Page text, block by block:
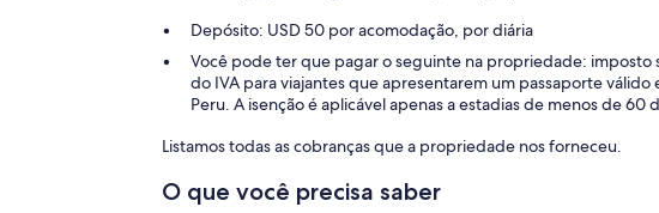
Depósito: USD 50 por acomodação, por diária
Você pode ter que pagar o seguinte na propriedade: imposto
do IVA para viajantes que apresentarem um passaporte
Peru. A isenção é aplicável apenas a estadias de menos de 60
Listamos todas as cobranças que a propriedade nos forneceu.
O que você precisa saber